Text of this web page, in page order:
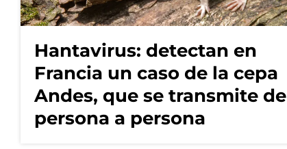
Hantavirus: detectan en
Francia un caso de la cepa
Andes, que se transmite de
persona a persona